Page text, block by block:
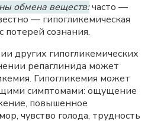
обмена веществ:часто —
— гипогликемическая
потерей сознания.
других гипогликемических
репаглинида может
Гипогликемия может
симптомами: ощущение
повышенное
чувство голода, трудность